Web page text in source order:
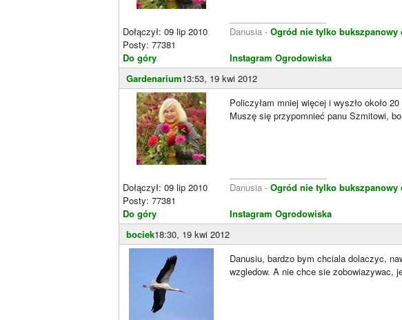
Dołączył: 09 lip 2010
Posty: 77381
Do góry
Danusia - Ogród nie tylko bukszpanowy
Instagram Ogrodowiska
Gardenarium13:53, 19 kwi 2012
Dołączył: 09 lip 2010
Posty: 77381
Do góry
Policzyłam mniej więcej i wyszło około
Muszę się przypomnieć panu Szmitowi,
Danusia - Ogród nie tylko bukszpanowy
Instagram Ogrodowiska
bociek18:30, 19 kwi 2012
Danusiu, bardzo bym chciala dolaczyc,
wzgledow. A nie chce sie zobowiazywac,